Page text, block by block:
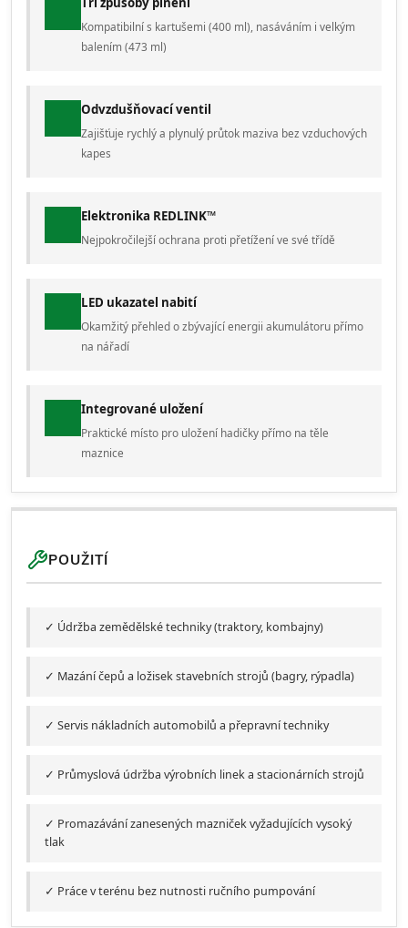
Kompatibilní s kartušemi (400 ml), nasáváním i velkým
balením (473 ml)
Odvzdušňovací ventil
Zajišťuje rychlý a plynulý průtok maziva bez vzduchových
kapes
Elektronika REDLINK™
Nejpokročilejší ochrana proti přetížení ve své třídě
LED ukazatel nabití
Okamžitý přehled o zbývající energii akumulátoru přímo
na nářadí
Integrované uložení
Praktické místo pro uložení hadičky přímo na těle
maznice
POUŽITÍ
✓ Údržba zemědělské techniky (traktory, kombajny)
✓ Mazání čepů a ložisek stavebních strojů (bagry, rýpadla)
✓ Servis nákladních automobilů a přepravní techniky
✓ Průmyslová údržba výrobních linek a stacionárních strojů
✓ Promazávání zanesených mazniček vyžadujících vysoký
tlak
✓ Práce v terénu bez nutnosti ručního pumpování